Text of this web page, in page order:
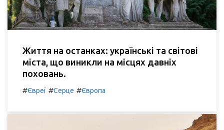
Життя на останках: українські та світові
міста, що виникли на місцях давніх
поховань.
#Євреї #Серце #Європа